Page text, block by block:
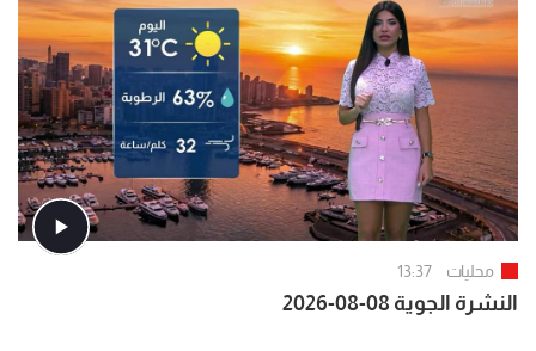
محليات 13:37
النشرة الجوية 08-08-2026